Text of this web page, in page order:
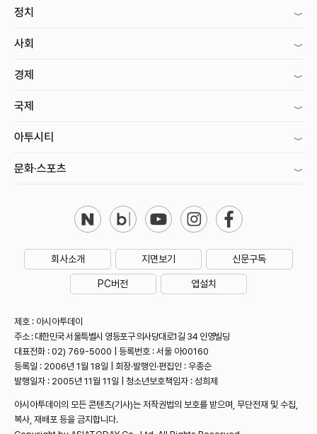
정치
사회
경제
국제
아투시티
문화·스포츠
회사소개 지면보기 신문구독
PC버전 앱설치
제호 : 아시아투데이
주소 : 대한민국 서울특별시 영등포구 의사당대로1길 34 인영빌딩
대표전화 : 02) 769-5000 | 등록번호 : 서울 아00160
등록일 : 2006년 1월 18일 | 회장·발행인·편집인 : 우종순
발행일자 : 2005년 11월 11일 | 청소년보호책임자 : 성희제
아시아투데이의 모든 콘텐츠(기사)는 저작권법의 보호를 받으며, 무단전재 및 수집,
복사, 재배포 등을 금지합니다.